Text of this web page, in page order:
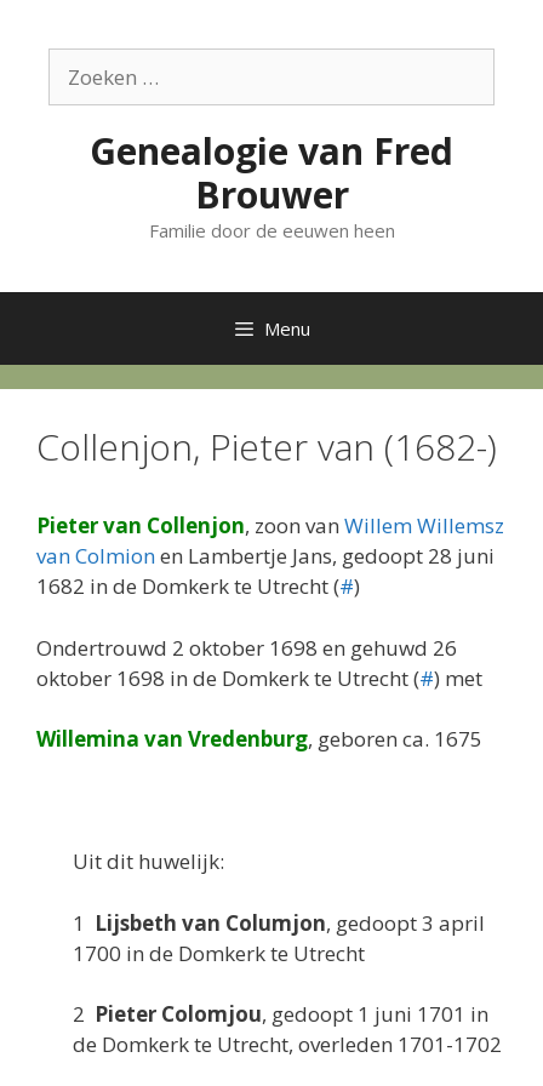
inhoudnaar:
Genealogie van Fred
Brouwer
Familie door de eeuwen heen
Menu
Collenjon, Pieter van (1682-)
Pieter van Collenjon, zoon van Willem Willemsz
van Colmionen Lambertje Jans, gedoopt 28 juni
1682 in de Domkerk te Utrecht (#)
Ondertrouwd 2 oktober 1698 en gehuwd 26
oktober 1698 in de Domkerk te Utrecht (#) met
Willemina van Vredenburg, geboren ca. 1675
Uit dit huwelijk:
1 Lijsbeth van Columjon, gedoopt 3 april
1700 in de Domkerk te Utrecht
2 Pieter Colomjou, gedoopt 1 juni 1701 in
de Domkerk te Utrecht, overleden 1701-1702